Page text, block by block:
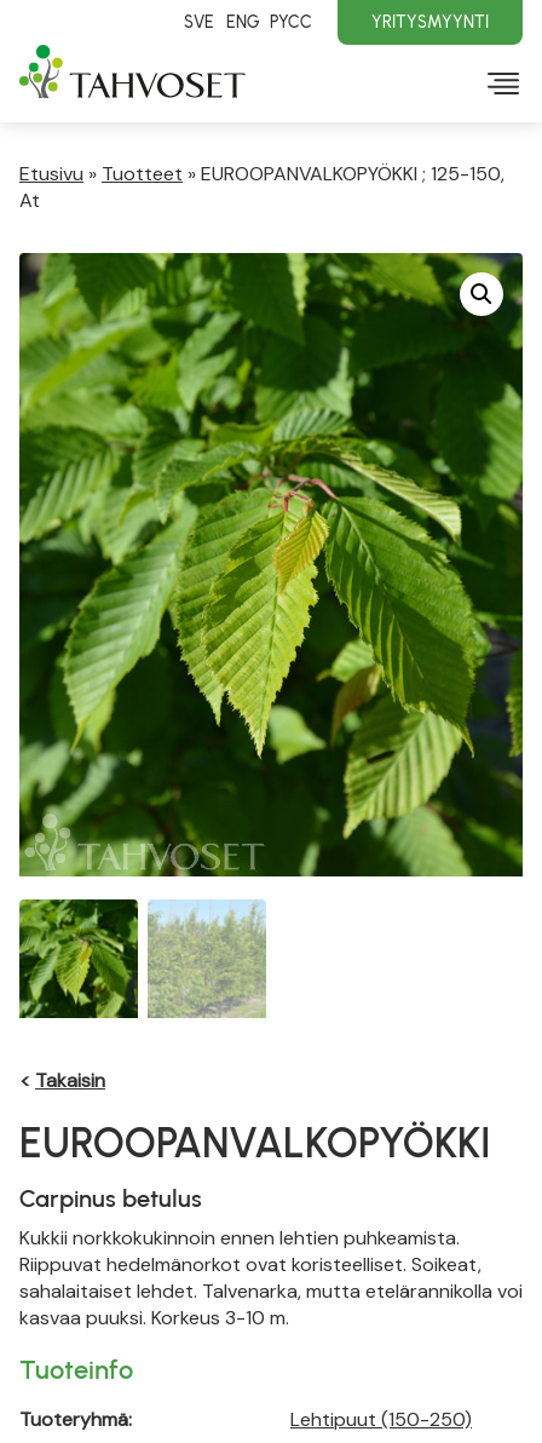
SVE ENG PYCC YRITYSMYYNTI
Etusivu » Tuotteet »EUROOPANVALKOPYÖKKI ; 125-150,
At
< Takaisin
EUROOPANVALKOPYÖKKI
Carpinus betulus
Kukkii norkkokukinnoin ennen lehtien puhkeamista.
Riippuvat hedelmänorkot ovat koristeelliset. Soikeat,
sahalaitaiset lehdet. Talvenarka, mutta etelärannikolla voi
kasvaa puuksi. Korkeus 3-10 m.
Tuoteinfo
Tuoteryhmä:
Lehtipuut (150-250)